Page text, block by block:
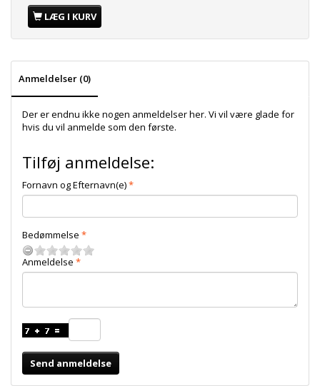
LÆG I KURV
Anmeldelser (0)
Der er endnu ikke nogen anmeldelser her. Vi vil være glade for
hvis du vil anmelde som den første.
Tilføj anmeldelse:
Fornavn og Efternavn(e)
Bedømmelse
Anmeldelse
Send anmeldelse